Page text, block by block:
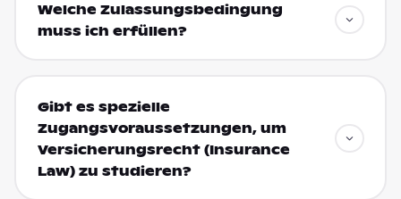
Welche Zulassungsbedingung
muss ich erfüllen?
Gibt es spezielle
Zugangsvoraussetzungen, um
Versicherungsrecht (Insurance
Law) zu studieren?